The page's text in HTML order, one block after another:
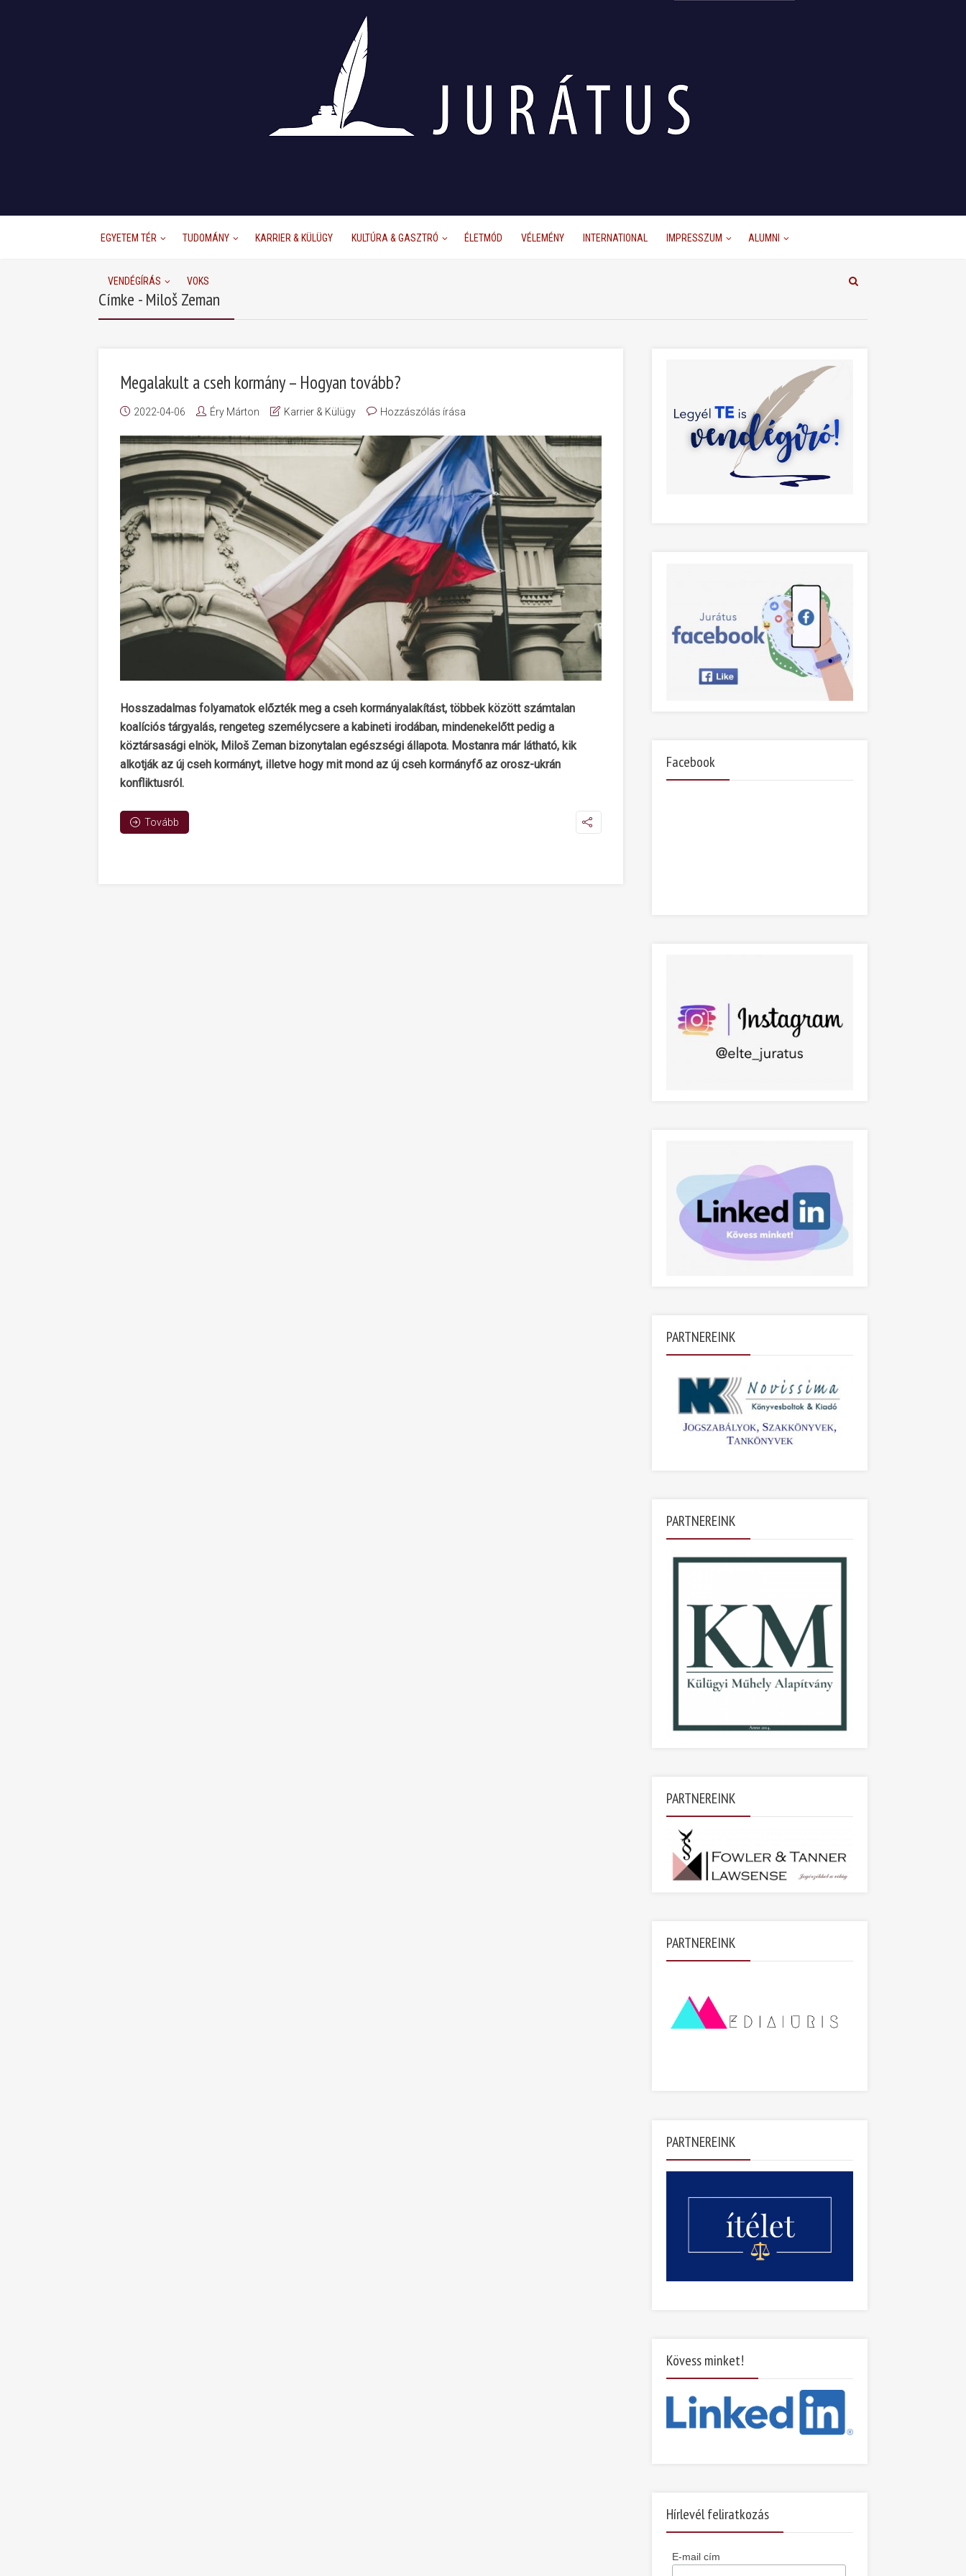
EGYETEM TÉR TUDOMÁNY KARRIER & KÜLÜGY KULTÚRA & GASZTRÓ ÉLETMÓD VÉLEMÉNY INTERNATIONAL IMPRESSZUM ALUMNI
VENDÉGÍRÁS VOKS
Címke - Miloš Zeman
Megalakult a cseh kormány – Hogyan tovább?
2022-04-06 Éry Márton Karrier & Külügy Hozzászólás írása
Hosszadalmas folyamatok előzték meg a cseh kormányalakítást, többek között számtalan
koalíciós tárgyalás, rengeteg személycsere a kabineti irodában, mindenekelőtt pedig a
köztársasági elnök, Miloš Zeman bizonytalan egészségi állapota. Mostanra már látható, kik
alkotják az új cseh kormányt, illetve hogy mit mond az új cseh kormányfő az orosz-ukrán
konfliktusról.
Tovább
Facebook
PARTNEREINK
PARTNEREINK
PARTNEREINK
PARTNEREINK
PARTNEREINK
Kövess minket!
Hírlevél feliratkozás
E-mail cím